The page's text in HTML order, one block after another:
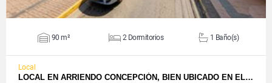
90 m² 2 Dormitorios 1 Baño(s)
Local
LOCAL EN ARRIENDO CONCEPCIÓN, BIEN UBICADO EN EL…